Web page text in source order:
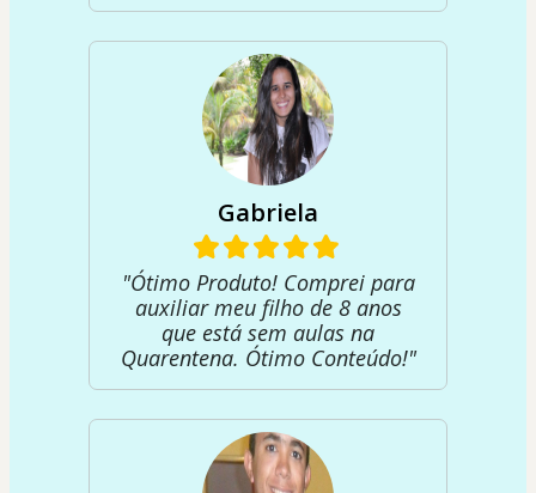
Gabriela
"Ótimo Produto! Comprei para
auxiliar meu filho de 8 anos
que está sem aulas na
Quarentena. Ótimo Conteúdo!"